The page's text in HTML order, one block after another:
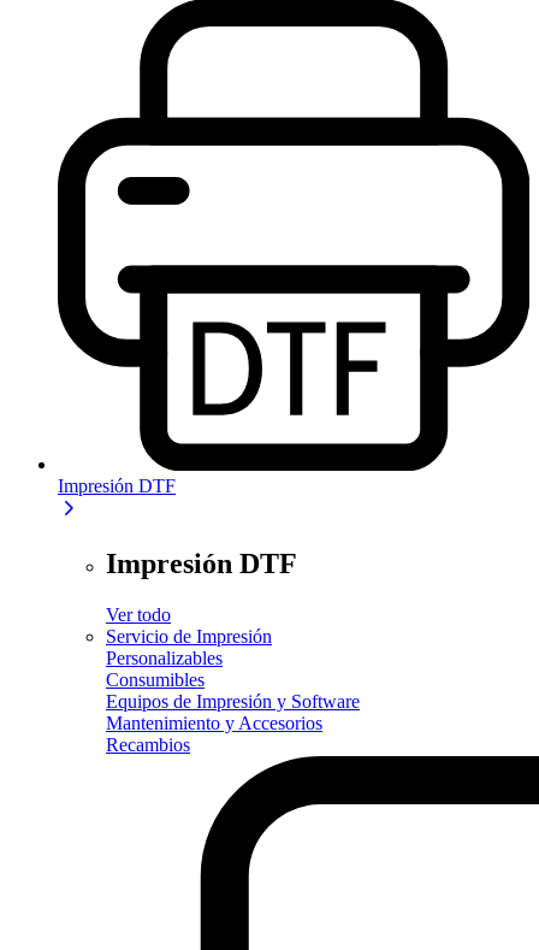
Impresión DTF
Impresión DTF
Ver todo
Servicio de Impresión
Personalizables
Consumibles
Equipos de Impresión y Software
Mantenimiento y Accesorios
Recambios